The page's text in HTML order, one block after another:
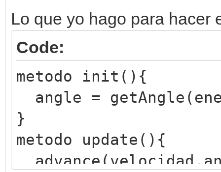
Lo que yo hago para hacer
Code:
metodo init(){
angle =
}
metodo update(){